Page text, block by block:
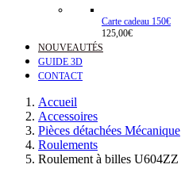
Carte cadeau 150€
125,00€
NOUVEAUTÉS
GUIDE 3D
CONTACT
Accueil
Accessoires
Pièces détachées Mécanique
Roulements
Roulement à billes U604ZZ